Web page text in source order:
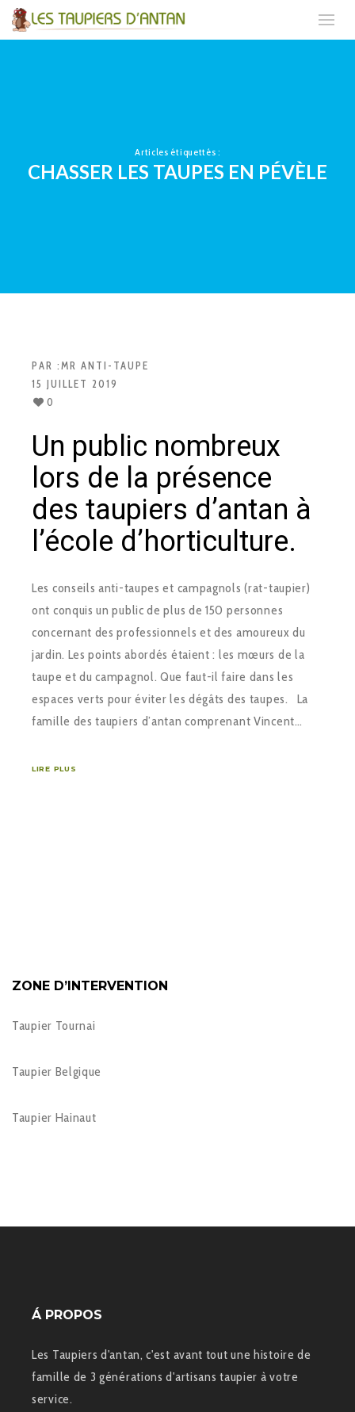
Articles étiquettés :
CHASSER LES TAUPES EN PÉVÈLE
PAR :MR ANTI-TAUPE
15 JUILLET 2019
0
Un public nombreux
lors de la présence
des taupiers d’antan à
l’école d’horticulture.
Les conseils anti-taupes et campagnols (rat-taupier)
ont conquis un public de plus de 150 personnes
concernant des professionnels et des amoureux du
jardin. Les points abordés étaient : les mœurs de la
taupe et du campagnol. Que faut-il faire dans les
espaces verts pour éviter les dégâts des taupes. La
famille des taupiers d’antan comprenant Vincent…
LIRE PLUS
ZONE D’INTERVENTION
Taupier Tournai
Taupier Belgique
Taupier Hainaut
Á PROPOS
Les Taupiers d'antan, c'est avant tout une histoire de
famille de 3 générations d'artisans taupier à votre
service.